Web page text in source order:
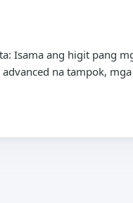
Isama ang higit pang
na tampok,